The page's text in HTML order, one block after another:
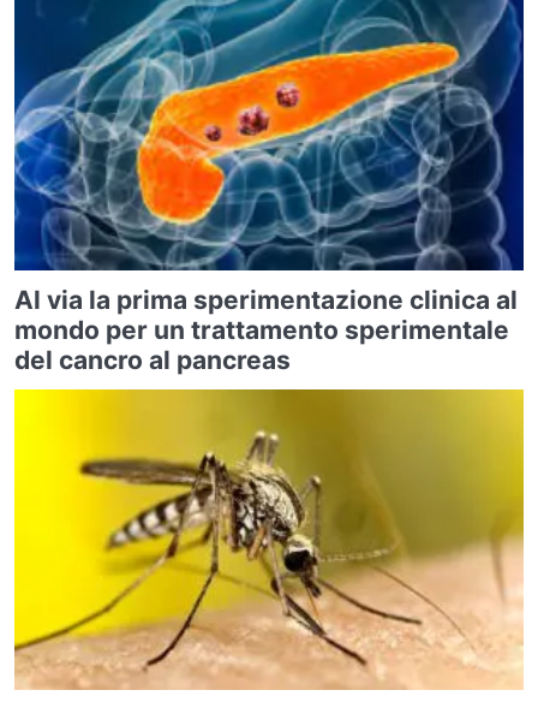
Al via la prima sperimentazione clinica al
mondo per un trattamento sperimentale
del cancro al pancreas